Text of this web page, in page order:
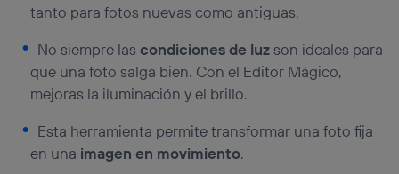
tanto para fotos nuevas como antiguas.
No siempre lascondiciones de luzson ideales para
que una foto salga bien. Con el Editor Mágico,
mejoras la iluminación y el brillo.
Esta herramienta permite transformar una foto fija
en una imagen en movimiento.